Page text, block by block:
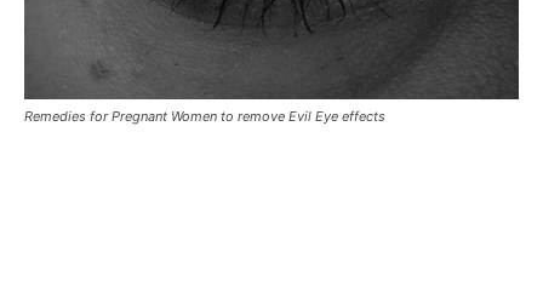
Remedies for Pregnant Women to remove Evil Eye effects